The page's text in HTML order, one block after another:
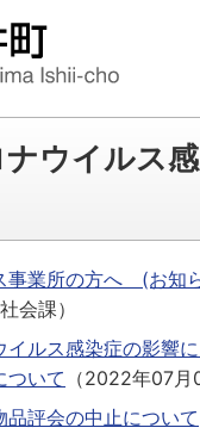
ウイルス
事業所の方へ (お知
会課）
イルス感染症の影響
ついて （2022年07月
品評会の中止について